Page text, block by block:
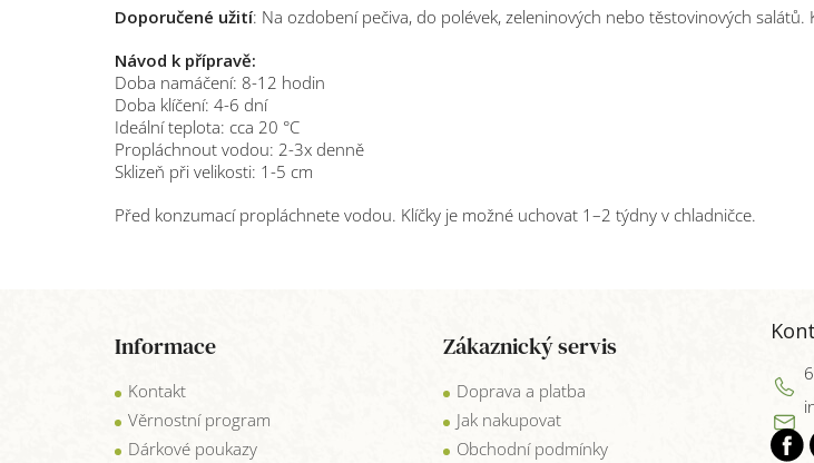
Doporučené užití: Na ozdobení pečiva, do polévek, zeleninových nebo těstovinových
Návod k přípravě:
Doba namáčení: 8-12 hodin
Doba klíčení: 4-6 dní
Ideální teplota: cca 20 °C
Propláchnout vodou: 2-3x denně
Sklizeň při velikosti: 1-5 cm
Před konzumací propláchnete vodou. Klíčky je možné uchovat 1–2 týdny v chladničce.
Informace
Kontakt
Věrnostní program
Dárkové poukazy
Zákaznický servis
Doprava a platba
Jak nakupovat
Obchodní podmínky